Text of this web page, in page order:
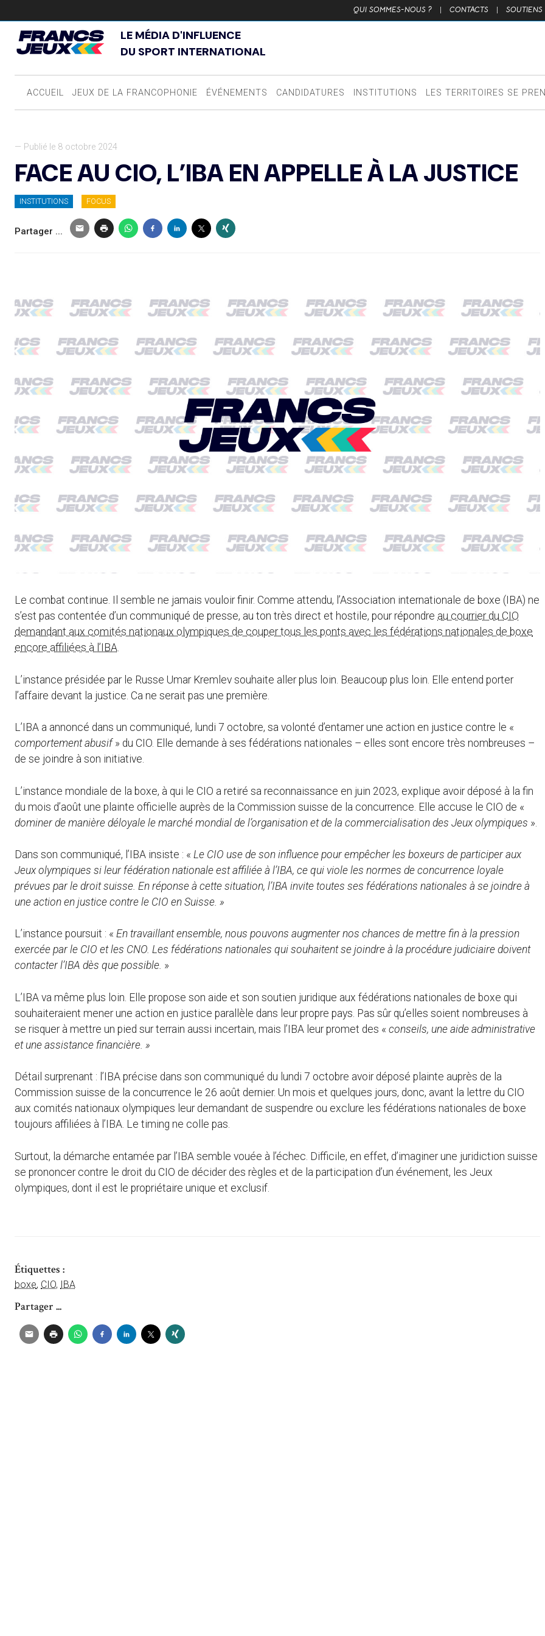
QUI SOMMES-NOUS ? | CONTACTS | SOUTIENS
LE MÉDIA D'INFLUENCE
DU SPORT INTERNATIONAL
ACCUEIL JEUX DE LA FRANCOPHONIE ÉVÉNEMENTS CANDIDATURES INSTITUTIONS LES TERRITOIRES SE
— Publié le 8 octobre 2024
FACE AU CIO, L’IBA EN APPELLE À LA JUSTICE
INSTITUTIONS FOCUS
Partager ...
Le combat continue. Il semble ne jamais vouloir finir. Comme attendu, l’Association internationale de boxe (IBA) ne
s’est pas contentée d’un communiqué de presse, au ton très direct et hostile, pour répondre au courrier du CIO
demandant aux comités nationaux olympiques de couper tous les ponts avec les fédérations nationales de boxe
encore affiliées à l’IBA.
L’instance présidée par le Russe Umar Kremlev souhaite aller plus loin. Beaucoup plus loin. Elle entend porter
l’affaire devant la justice. Ca ne serait pas une première.
L’IBA a annoncé dans un communiqué, lundi 7 octobre, sa volonté d’entamer une action en justice contre le «
comportement abusif » du CIO. Elle demande à ses fédérations nationales – elles sont encore très nombreuses –
de se joindre à son initiative.
L’instance mondiale de la boxe, à qui le CIO a retiré sa reconnaissance en juin 2023, explique avoir déposé à la fin
du mois d’août une plainte officielle auprès de la Commission suisse de la concurrence. Elle accuse le CIO de «
dominer de manière déloyale le marché mondial de l’organisation et de la commercialisation des Jeux olympiques ».
Dans son communiqué, l’IBA insiste : « Le CIO use de son influence pour empêcher les boxeurs de participer aux
Jeux olympiques si leur fédération nationale est affiliée à l’IBA, ce qui viole les normes de concurrence loyale
prévues par le droit suisse. En réponse à cette situation, l’IBA invite toutes ses fédérations nationales à se joindre à
une action en justice contre le CIO en Suisse. »
L’instance poursuit : « En travaillant ensemble, nous pouvons augmenter nos chances de mettre fin à la pression
exercée par le CIO et les CNO. Les fédérations nationales qui souhaitent se joindre à la procédure judiciaire doivent
contacter l’IBA dès que possible. »
L’IBA va même plus loin. Elle propose son aide et son soutien juridique aux fédérations nationales de boxe qui
souhaiteraient mener une action en justice parallèle dans leur propre pays. Pas sûr qu’elles soient nombreuses à
se risquer à mettre un pied sur terrain aussi incertain, mais l’IBA leur promet des « conseils, une aide administrative
et une assistance financière. »
Détail surprenant : l’IBA précise dans son communiqué du lundi 7 octobre avoir déposé plainte auprès de la
Commission suisse de la concurrence le 26 août dernier. Un mois et quelques jours, donc, avant la lettre du CIO
aux comités nationaux olympiques leur demandant de suspendre ou exclure les fédérations nationales de boxe
toujours affiliées à l’IBA. Le timing ne colle pas.
Surtout, la démarche entamée par l’IBA semble vouée à l’échec. Difficile, en effet, d’imaginer une juridiction suisse
se prononcer contre le droit du CIO de décider des règles et de la participation d’un événement, les Jeux
olympiques, dont il est le propriétaire unique et exclusif.
Étiquettes :
boxe, CIO, IBA
Partager ...